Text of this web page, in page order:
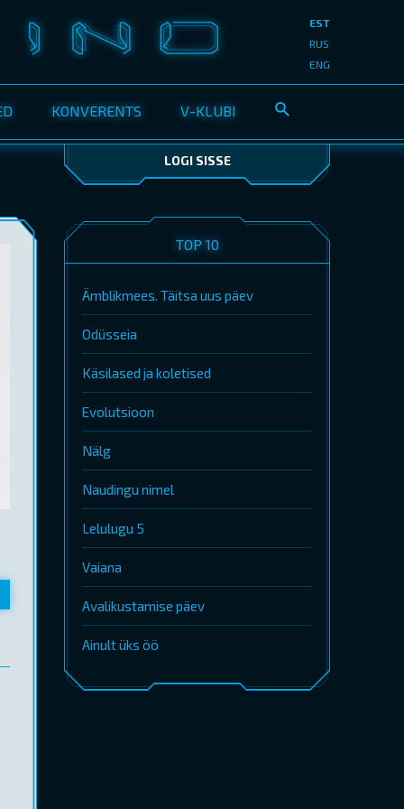
KONVERENTS V-KLUBI
EST
RUS
ENG
LOGI SISSE
TOP 10
Ämblikmees. Täitsa uus päev
Odüsseia
Käsilased ja koletised
Evolutsioon
Nälg
Naudingu nimel
Lelulugu 5
Vaiana
Avalikustamise päev
Ainult üks öö